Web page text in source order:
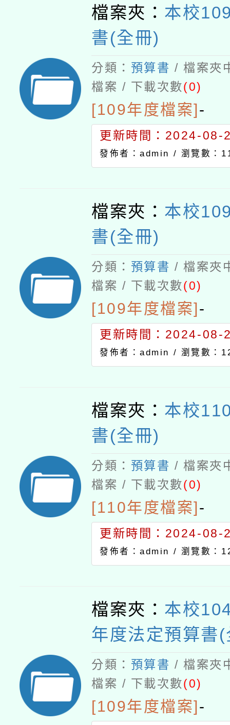
檔案夾： 本校
書(全冊)
分類： 預算書 / 檔案夾
檔案 / 下載次數(0)
[109年度檔案]-
更新時間：2024-08-
發佈者：admin / 瀏覽數：
檔案夾： 本校
書(全冊)
分類： 預算書 / 檔案夾
檔案 / 下載次數(0)
[109年度檔案]-
更新時間：2024-08-
發佈者：admin / 瀏覽數：
檔案夾： 本校
書(全冊)
分類： 預算書 / 檔案夾
檔案 / 下載次數(0)
[110年度檔案]-
更新時間：2024-08-
發佈者：admin / 瀏覽數：
檔案夾： 本校
年度法定預算書
分類： 預算書 / 檔案夾
檔案 / 下載次數(0)
[109年度檔案]-